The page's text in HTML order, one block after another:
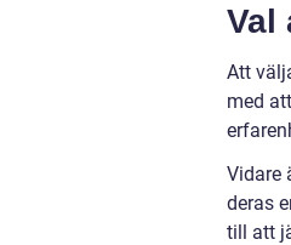
Val
Att
med
Vidare
deras
till att